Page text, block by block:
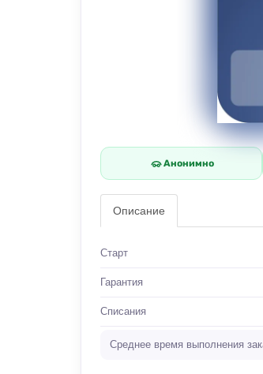
Анонимно
Описание
Старт
Гарантия
Списания
Среднее время выполнения